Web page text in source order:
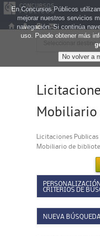
Mobiliario
Licitaciones Publicas
Mobiliario de
CRITERIOS DE
NUEVA BÚSQUEDA
En Concursos Públicos
mejorar nuestros servicios
navegación. Si continúa
uso. Puede obtener más